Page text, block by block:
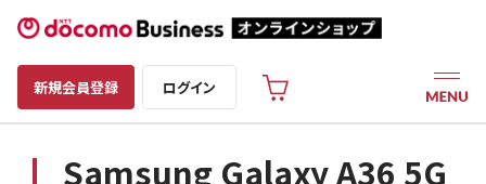
新規会員登録 ログイン
Samsung Galaxy A36 5G